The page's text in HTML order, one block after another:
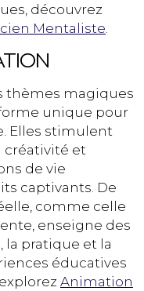
découvrez
Mentaliste.
thèmes magiques
unique pour
Elles stimulent
créativité et
de vie
captivants. De
comme celle
enseigne des
la pratique et la
éducatives
Animation